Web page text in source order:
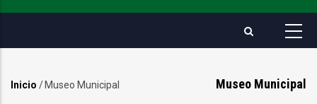
Museo Municipal
Sobrescribir
Inicio / Museo Municipal